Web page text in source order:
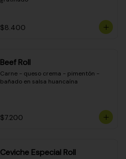
$8.400
Beef Roll
Carne - queso crema - pimentón -
bañado en salsa huancaína
$7.200
Ceviche Especial Roll